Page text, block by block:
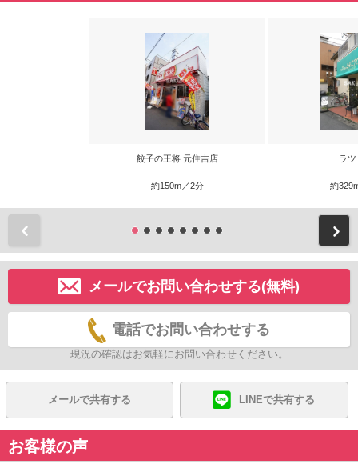
餃子の王将 元住吉店
約150m／2分
ラ
約
メールでお問い合わせする(無料)
電話でお問い合わせする
現況の確認はお気軽にお問い合わせください。
メールで共有する LINEで共有する
お客様の声